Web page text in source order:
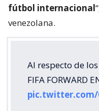
fútbol internacional
venezolana.
Al respecto de
FIFA FORWARD
pic.twitter.com/